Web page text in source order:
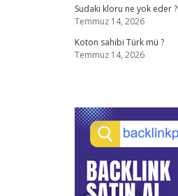
Sudaki kloru ne yok eder ?
Temmuz 14, 2026
Koton sahibi Türk mü ?
Temmuz 14, 2026